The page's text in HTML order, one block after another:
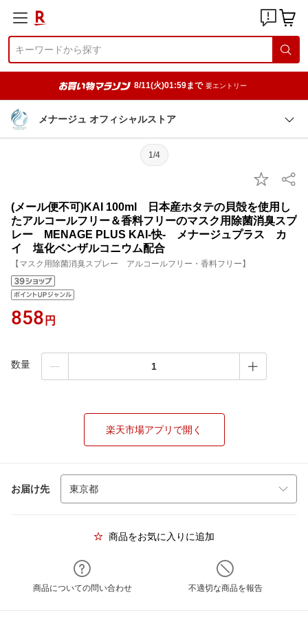
8/11(火)01:59まで 要エントリー
メナージュ オフィシャルストア
1/4
(メール便不可)KAI 100ml 日本産ホタテの貝殻を使用し
たアルコールフリー＆香料フリーのマスク用除菌消臭スプ
レー MENAGE PLUS KAI-快- メナージュプラス カ
イ 塩化ベンザルコニウム配合
【マスク用除菌消臭スプレー アルコールフリー・香料フリー】
858 円
数量
楽天市場アプリで開く
お届け先
商品をお気に入りに追加
商品についての問い合わせ 不適切な商品を報告